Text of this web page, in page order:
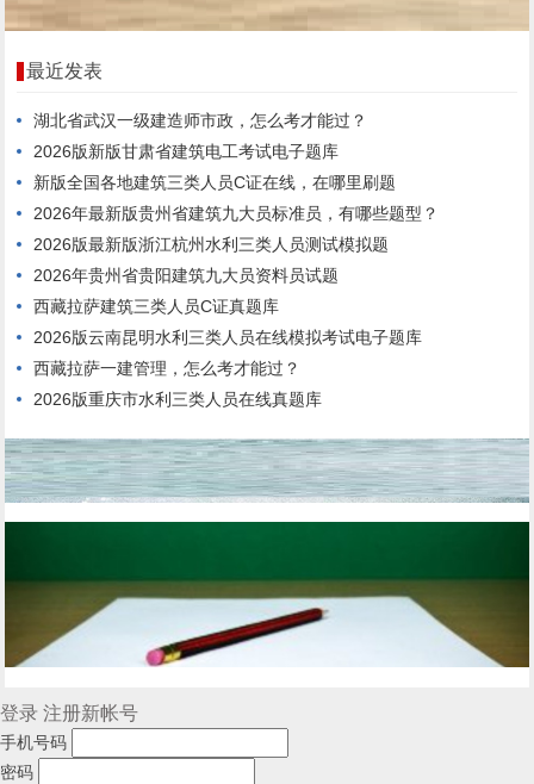
最近发表
湖北省武汉一级建造师市政，怎么考才能过？
2026版新版甘肃省建筑电工考试电子题库
新版全国各地建筑三类人员C证在线，在哪里刷题
2026年最新版贵州省建筑九大员标准员，有哪些题型？
2026版最新版浙江杭州水利三类人员测试模拟题
2026年贵州省贵阳建筑九大员资料员试题
西藏拉萨建筑三类人员C证真题库
2026版云南昆明水利三类人员在线模拟考试电子题库
西藏拉萨一建管理，怎么考才能过？
2026版重庆市水利三类人员在线真题库
登录 注册新帐号
手机号码
密码